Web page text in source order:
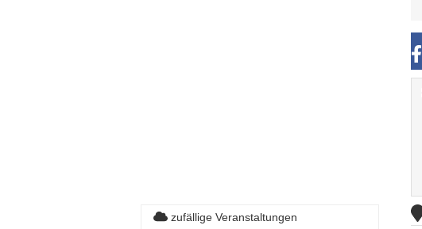
zufällige Veranstaltungen